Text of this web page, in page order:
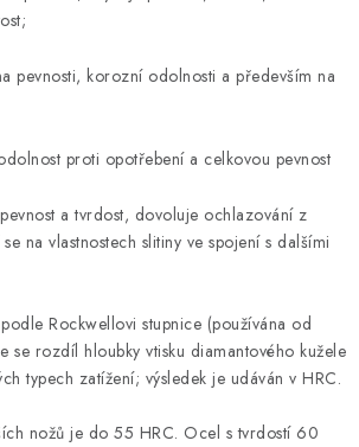
pevnosti, korozní odolnosti a především na
proti opotřebení a celkovou pevnost
a tvrdost, dovoluje ochlazování z
na vlastnostech slitiny ve spojení s dalšími
Rockwellovi stupnice (používána od
se rozdíl hloubky vtisku diamantového kužele
typech zatížení; výsledek je udáván v HRC.
nožů je do 55 HRC. Ocel s tvrdostí 60